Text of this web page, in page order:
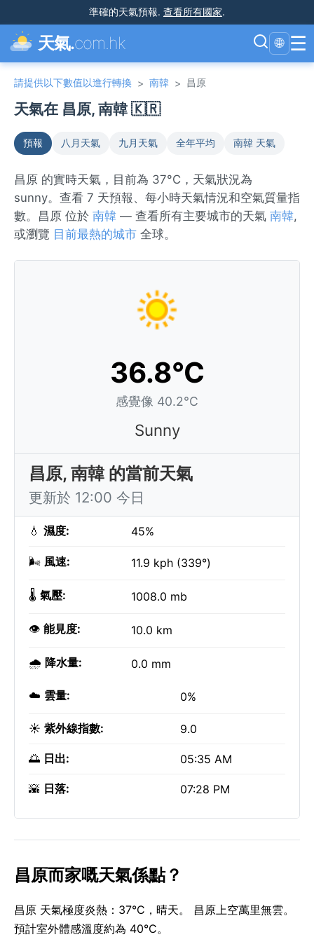
準確的天氣預報. 查看所有國家.
天氣.com.hk 🌐 ☰
請提供以下數值以進行轉換 > 南韓 > 昌原
天氣在 昌原, 南韓 🇰🇷
預報 八月天氣 九月天氣 全年平均 南韓 天氣
昌原 的實時天氣，目前為 37°C，天氣狀況為
sunny。查看 7 天預報、每小時天氣情況和空氣質量指
數。昌原 位於 南韓 — 查看所有主要城市的天氣 南韓,
或瀏覽 目前最熱的城市 全球。
36.8°C
感覺像 40.2°C
Sunny
昌原, 南韓 的當前天氣
更新於 12:00 今日
💧 濕度: 45%
🌬️ 風速: 11.9 kph (339°)
🌡️ 氣壓: 1008.0 mb
👁️ 能見度: 10.0 km
🌧️ 降水量: 0.0 mm
☁️ 雲量: 0%
☀️ 紫外線指數: 9.0
🌅 日出: 05:35 AM
🌇 日落: 07:28 PM
昌原而家嘅天氣係點？
昌原 天氣極度炎熱：37°C，晴天。 昌原上空萬里無雲。
預計室外體感溫度約為 40°C。